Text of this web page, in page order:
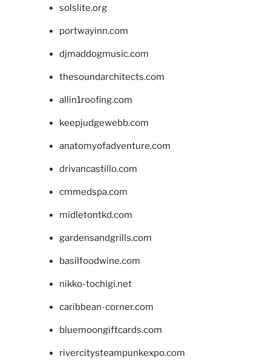
solslite.org
portwayinn.com
djmaddogmusic.com
thesoundarchitects.com
allin1roofing.com
keepjudgewebb.com
anatomyofadventure.com
drivancastillo.com
cmmedspa.com
midletontkd.com
gardensandgrills.com
basilfoodwine.com
nikko-tochigi.net
caribbean-corner.com
bluemoongiftcards.com
rivercitysteampunkexpo.com